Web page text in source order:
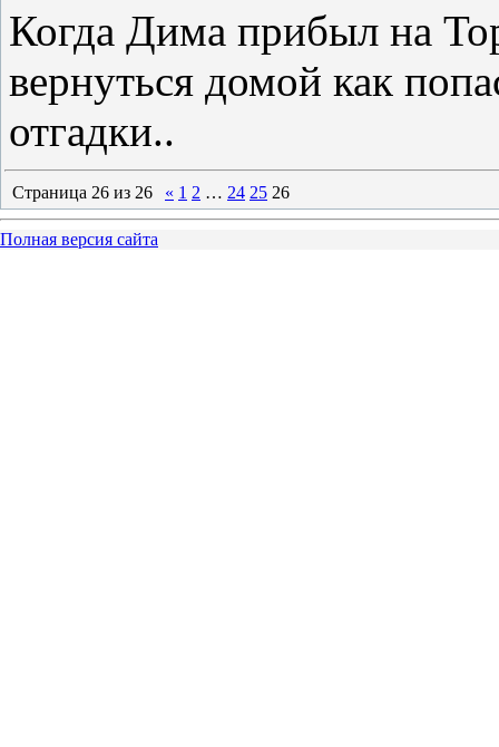
Когда Дима прибыл на
вернуться домой как
отгадки..
Страница 26 из 26 « 1 2 … 24 25 26
Полная версия сайта